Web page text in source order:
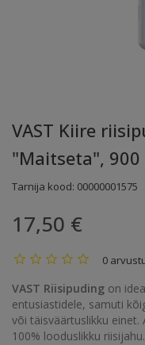
VAST Kiire
"Maitseta", 900
Tarnija kood: 00000001575
17,50 €
0
VAST Riisipuding on
entusiastidele, samuti
või täisväärtuslikku
100% looduslikku riisijahu.